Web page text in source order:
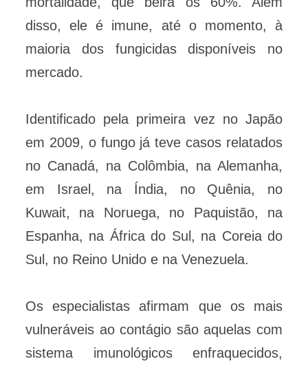
disso, ele é imune, até o momento, à
maioria dos fungicidas disponíveis no
mercado.
Identificado pela primeira vez no Japão
em 2009, o fungo já teve casos relatados
no Canadá, na Colômbia, na Alemanha,
em Israel, na Índia, no Quênia, no
Kuwait, na Noruega, no Paquistão, na
Espanha, na África do Sul, na Coreia do
Sul, no Reino Unido e na Venezuela.
Os especialistas afirmam que os mais
vulneráveis ao contágio são aquelas com
sistema imunológicos enfraquecidos,